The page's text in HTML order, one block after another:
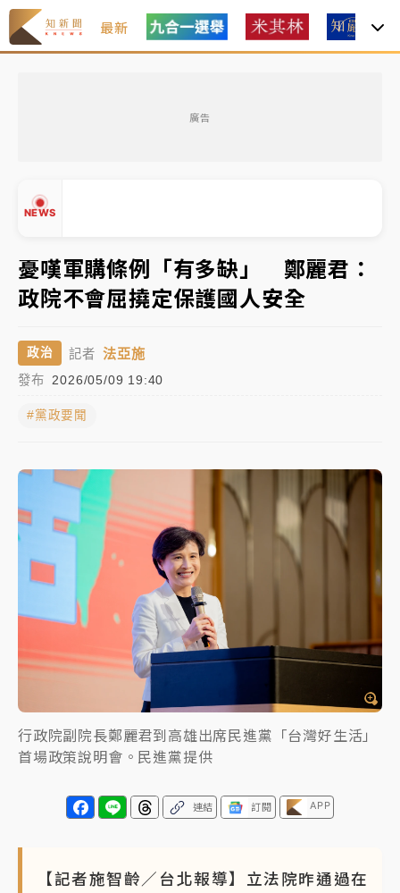
最新
廣告
NEWS
中信慈善基金會想增加董事人數！辜仲諒向法院聲請遭
駁 理由曝光
故宮《龍藏經》特展第2檔！今線上預約開賣一度塞車
周六起展出延長至晚上7時
台東農業處長涉圖利渡假村！東檢抗告成功 今重開羈
父親節泡湯了！中颱白海豚雨彈轟3天 「紅到發紫」降
雨熱區曝
暑假過三周才推「E宿新北打卡趣」！抽獎程序複雜 觀
旅局回應了
中信慈善基金會想增加董事人數！辜仲諒向法院聲請遭
駁 理由曝光
故宮《龍藏經》特展第2檔！今線上預約開賣一度塞車
周六起展出延長至晚上7時
台東農業處長涉圖利渡假村！東檢抗告成功 今重開羈
押庭
父親節泡湯了！中颱白海豚雨彈轟3天 「紅到發紫」降
雨熱區曝
憂嘆軍購條例「有多缺」 鄭麗君：
政院不會屈撓定保護國人安全
政治 記者 法亞施
發布 2026/05/09 19:40
#黨政要聞
行政院副院長鄭麗君到高雄出席民進黨「台灣好生活」
首場政策說明會。民進黨提供
連結 訂閱 APP
【記者施智齡／台北報導】立法院昨通過在